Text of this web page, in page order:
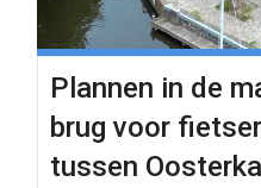
Plannen in de
brug voor
tussen